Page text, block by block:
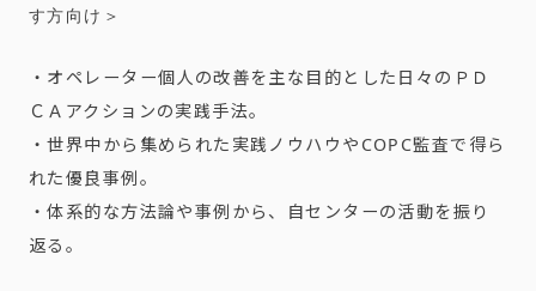
す方向け＞
・オペレーター個人の改善を主な目的とした日々のＰＤ
ＣＡアクションの実践手法。
・世界中から集められた実践ノウハウやCOPC監査で得ら
れた優良事例。
・体系的な方法論や事例から、自センターの活動を振り
返る。